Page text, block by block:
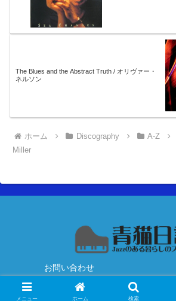
The Blues and the Abstract Truth / オリヴァー・
ネルソン
ホーム Discography A-Z
Miller
お問い合わせ
Copyright © 2020 青猫日記 All
メニュー ホーム 検索